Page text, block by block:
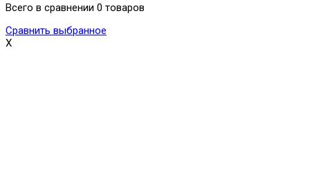
Всего в сравнении 0 товаров
Сравнить выбранное
X